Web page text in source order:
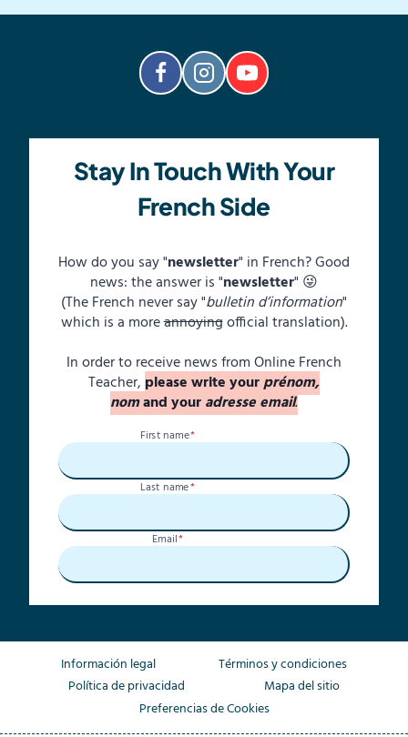
Stay In Touch With Your
French Side
How do you say "newsletter" in French? Good
news: the answer is "newsletter" 😜
(The French never say "bulletin d’information"
which is a moreannoyingofficial translation).
In order to receive news from Online French
Teacher, please write yourprénom,
nomand youradresse email.
First name*
Last name*
Email*
Información legal
Términos y condiciones
Política de privacidad
Mapa del sitio
Preferencias de Cookies